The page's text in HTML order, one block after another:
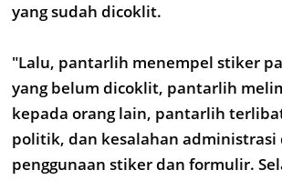
yang sudah dicoklit.
"Lalu, pantarlih menempel stiker
yang belum dicoklit, pantarlih
kepada orang lain, pantarlih
politik, dan kesalahan administrasi
penggunaan stiker dan formulir.